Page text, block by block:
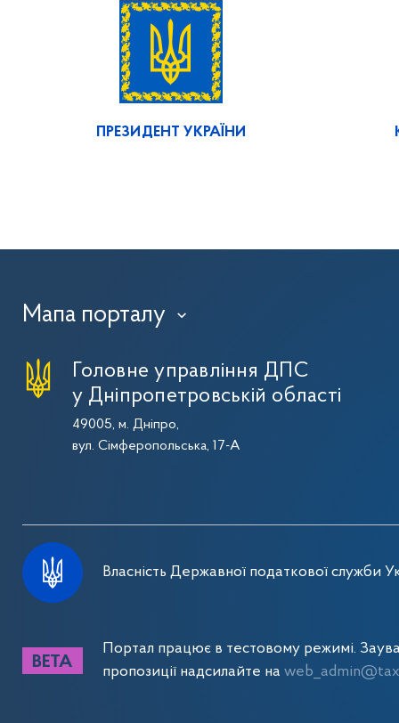
ПРЕЗИДЕНТ УКРАЇНИ
Мапа порталу ›
Головне управління ДПС
у Дніпропетровській області
49005, м. Дніпро,
вул. Сімферопольська, 17-А
Власність Державної податкової служби
Портал працює в тестовому режимі.
пропозиції надсилайте на